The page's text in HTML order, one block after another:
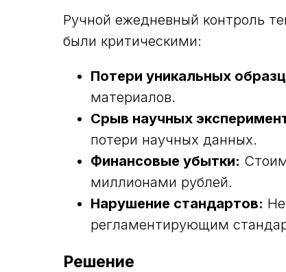
Ручной ежедневный контроль
были критическими:
Потери уникальных
материалов.
Срыв научных
потери научных данных.
Финансовые убытки:
миллионами рублей.
Нарушение стандартов:
регламентирующим
Решение